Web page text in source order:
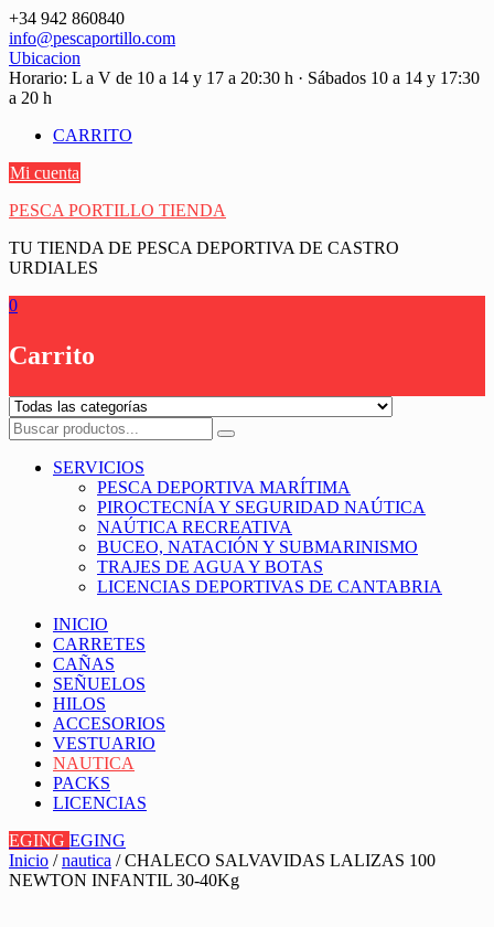
Saltar
contenido
+34 942 860840
info@pescaportillo.com
Ubicacion
Horario: L a V de 10 a 14 y 17 a 20:30 h · Sábados 10 a 14 y 17:30
a 20 h
CARRITO
Mi cuenta
PESCA PORTILLO TIENDA
TU TIENDA DE PESCA DEPORTIVA DE CASTRO
URDIALES
0
Carrito
SERVICIOS
PESCA DEPORTIVA MARÍTIMA
PIROCTECNÍA Y SEGURIDAD NAÚTICA
NAÚTICA RECREATIVA
BUCEO, NATACIÓN Y SUBMARINISMO
TRAJES DE AGUA Y BOTAS
LICENCIAS DEPORTIVAS DE CANTABRIA
INICIO
CARRETES
CAÑAS
SEÑUELOS
HILOS
ACCESORIOS
VESTUARIO
NAUTICA
PACKS
LICENCIAS
EGING EGING
Inicio /nautica / CHALECO SALVAVIDAS LALIZAS 100
NEWTON INFANTIL 30-40Kg